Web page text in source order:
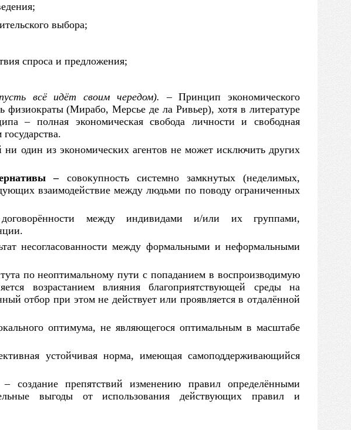
выбора;
спроса и предложения;
всё идёт своим чередом). – Принцип экономического
физиократы (Мирабо, Мерсье де ла Ривьер), хотявлитературе
–полная экономическая свобода личностиисвободная
ни один из экономических агентов не может исключить других
–
совокупность системно замкнутых (неделимых,
взаимодействие между людьми по поводу ограниченных
между индивидами и/или их группами,
несогласованности между формальными и неформальными
понеоптимальному путиспопаданиемввоспроизводимую
возрастанием влияния благоприятствующей среды на
отбор при этомне действует или проявляетсявотдалённой
оптимума, не являющегося оптимальным в масштабе
устойчивая норма, имеющая самоподдерживающийся
создание препятствий изменению правил определёнными
выгоды отиспользования действующих правил и